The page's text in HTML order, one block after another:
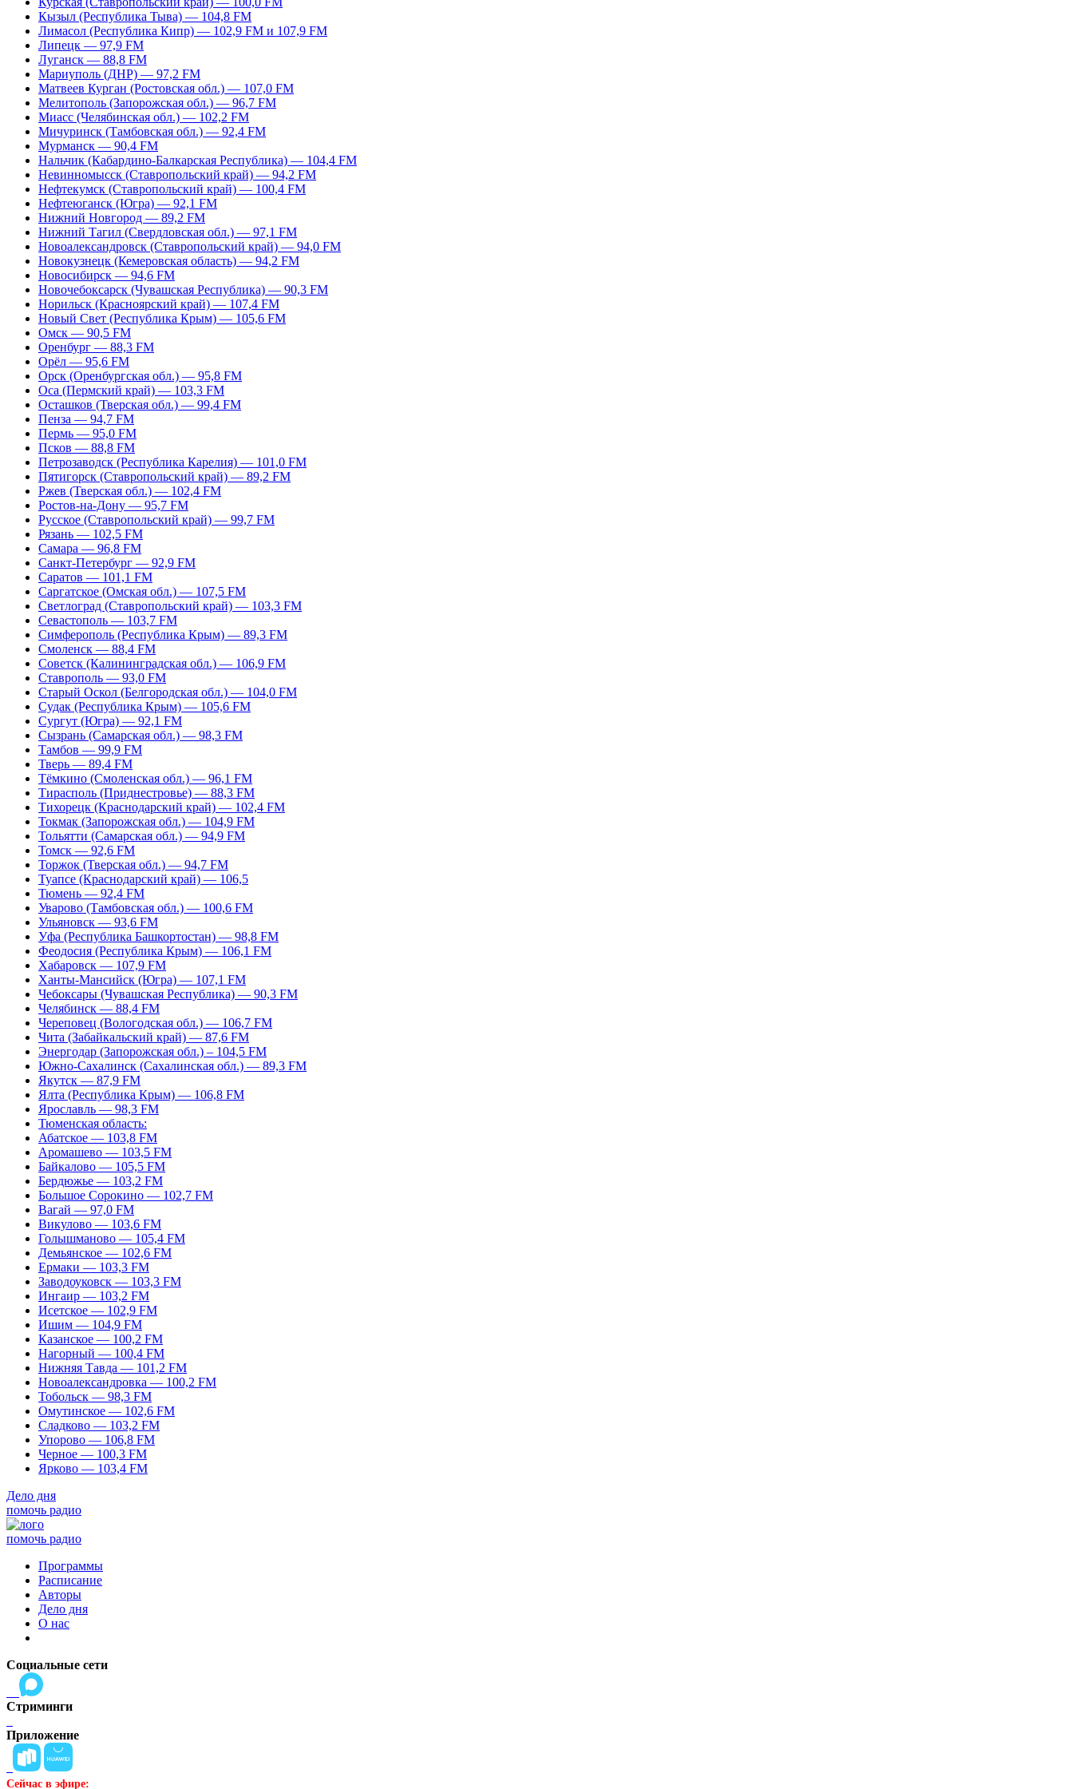
Кызыл (Республика Тыва) — 104,8 FM
Лимасол (Республика Кипр) — 102,9 FM и 107,9 FM
Липецк — 97,9 FM
Луганск — 88,8 FM
Мариуполь (ДНР) — 97,2 FM
Матвеев Курган (Ростовская обл.) — 107,0 FM
Мелитополь (Запорожская обл.) — 96,7 FM
Миасс (Челябинская обл.) — 102,2 FM
Мичуринск (Тамбовская обл.) — 92,4 FM
Мурманск — 90,4 FM
Нальчик (Кабардино-Балкарская Республика) — 104,4 FM
Невинномысск (Ставропольский край) — 94,2 FM
Нефтекумск (Ставропольский край) — 100,4 FM
Нефтеюганск (Югра) — 92,1 FM
Нижний Новгород — 89,2 FM
Нижний Тагил (Свердловская обл.) — 97,1 FM
Новоалександровск (Ставропольский край) — 94,0 FM
Новокузнецк (Кемеровская область) — 94,2 FM
Новосибирск — 94,6 FM
Новочебоксарск (Чувашская Республика) — 90,3 FM
Норильск (Красноярский край) — 107,4 FM
Новый Свет (Республика Крым) — 105,6 FM
Омск — 90,5 FM
Оренбург — 88,3 FM
Орёл — 95,6 FM
Орск (Оренбургская обл.) — 95,8 FM
Оса (Пермский край) — 103,3 FM
Осташков (Тверская обл.) — 99,4 FM
Пенза — 94,7 FM
Пермь — 95,0 FM
Псков — 88,8 FM
Петрозаводск (Республика Карелия) — 101,0 FM
Пятигорск (Ставропольский край) — 89,2 FM
Ржев (Тверская обл.) — 102,4 FM
Ростов-на-Дону — 95,7 FM
Русское (Ставропольский край) — 99,7 FM
Рязань — 102,5 FM
Самара — 96,8 FM
Санкт-Петербург — 92,9 FM
Саратов — 101,1 FM
Саргатское (Омская обл.) — 107,5 FM
Светлоград (Ставропольский край) — 103,3 FM
Севастополь — 103,7 FM
Симферополь (Республика Крым) — 89,3 FM
Смоленск — 88,4 FM
Советск (Калининградская обл.) — 106,9 FM
Ставрополь — 93,0 FM
Старый Оскол (Белгородская обл.) — 104,0 FM
Судак (Республика Крым) — 105,6 FM
Сургут (Югра) — 92,1 FM
Сызрань (Самарская обл.) — 98,3 FM
Тамбов — 99,9 FM
Тверь — 89,4 FM
Тёмкино (Смоленская обл.) — 96,1 FM
Тирасполь (Приднестровье) — 88,3 FM
Тихорецк (Краснодарский край) — 102,4 FM
Токмак (Запорожская обл.) — 104,9 FM
Тольятти (Самарская обл.) — 94,9 FM
Томск — 92,6 FM
Торжок (Тверская обл.) — 94,7 FM
Туапсе (Краснодарский край) — 106,5
Тюмень — 92,4 FM
Уварово (Тамбовская обл.) — 100,6 FM
Ульяновск — 93,6 FM
Уфа (Республика Башкортостан) — 98,8 FM
Феодосия (Республика Крым) — 106,1 FM
Хабаровск — 107,9 FM
Ханты-Мансийск (Югра) — 107,1 FM
Чебоксары (Чувашская Республика) — 90,3 FM
Челябинск — 88,4 FM
Череповец (Вологодская обл.) — 106,7 FM
Чита (Забайкальский край) — 87,6 FM
Энергодар (Запорожская обл.) – 104,5 FM
Южно-Сахалинск (Сахалинская обл.) — 89,3 FM
Якутск — 87,9 FM
Ялта (Республика Крым) — 106,8 FM
Ярославль — 98,3 FM
Тюменская область:
Абатское — 103,8 FM
Аромашево — 103,5 FM
Байкалово — 105,5 FM
Бердюжье — 103,2 FM
Большое Сорокино — 102,7 FM
Вагай — 97,0 FM
Викулово — 103,6 FM
Голышманово — 105,4 FM
Демьянское — 102,6 FM
Ермаки — 103,3 FM
Заводоуковск — 103,3 FM
Ингаир — 103,2 FM
Исетское — 102,9 FM
Ишим — 104,9 FM
Казанское — 100,2 FM
Нагорный — 100,4 FM
Нижняя Тавда — 101,2 FM
Новоалександровка — 100,2 FM
Тобольск — 98,3 FM
Омутинское — 102,6 FM
Сладково — 103,2 FM
Упорово — 106,8 FM
Черное — 100,3 FM
Ярково — 103,4 FM
Дело дня
помочь радио
помочь радио
Программы
Расписание
Авторы
Дело дня
О нас
Социальные сети
Стриминги
Приложение
Сейчас в эфире: